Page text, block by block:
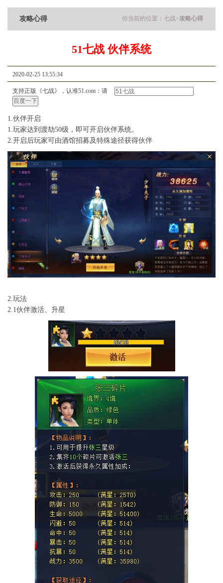
你当前的位置： 七战>攻略心得
攻略心得
51七战 伙伴系统
2020-02-25 13:55:34
支持正版《七战》，认准51.com：请
1.伙伴开启
1.玩家达到渡劫50级，即可开启伙伴系统。
2.开启后玩家可由酒馆招募及特殊途径获得伙伴
2.玩法
2.1伙伴激活、升星